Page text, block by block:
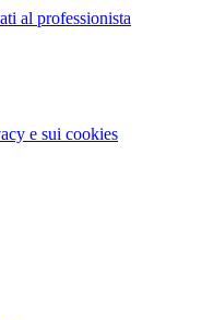
e sui cookies